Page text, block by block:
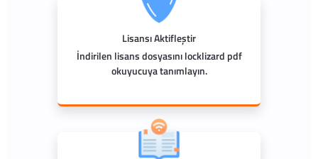
Lisansı Aktifleştir
İndirilen lisans dosyasını locklizard pdf
okuyucuya tanımlayın.